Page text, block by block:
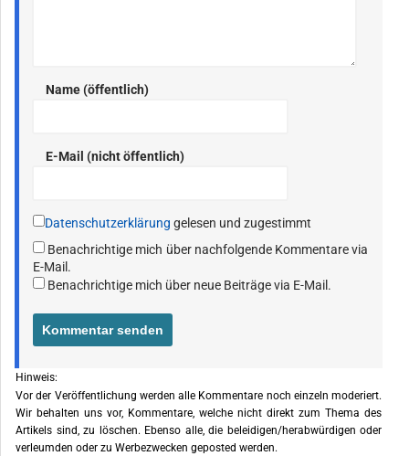
Name (öffentlich)
E-Mail (nicht öffentlich)
Datenschutzerklärung gelesen und zugestimmt
Benachrichtige mich über nachfolgende Kommentare via
E-Mail.
Benachrichtige mich über neue Beiträge via E-Mail.
Hinweis:
Vor der Veröffentlichung werden alle Kommentare noch einzeln moderiert.
Wir behalten uns vor, Kommentare, welche nicht direkt zum Thema des
Artikels sind, zu löschen. Ebenso alle, die beleidigen/herabwürdigen oder
verleumden oder zu Werbezwecken geposted werden.